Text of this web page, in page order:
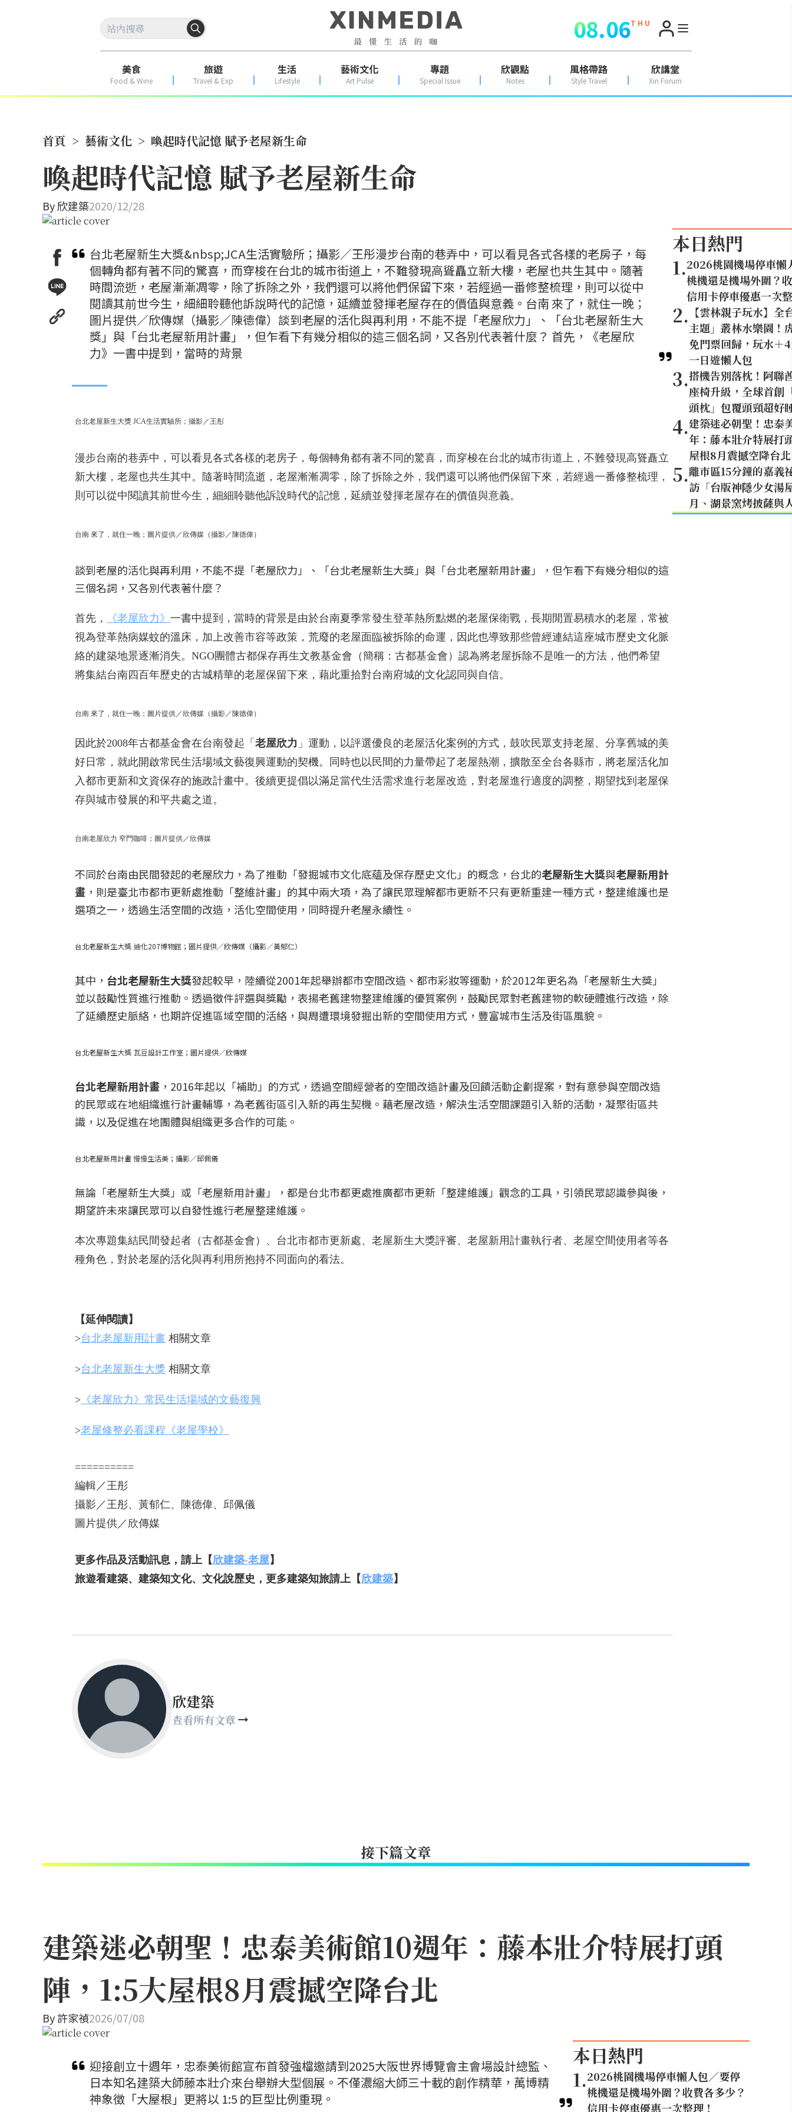
08.06T H U
美食
Food & Wine
旅遊
Travel & Exp
生活
Lifestyle
藝術文化
Art Pulse
專題
Special Issue
欣觀點
Notes
風格帶路
Style Travel
欣講堂
Xin Forum
首頁 > 藝術文化 > 喚起時代記憶 賦予老屋新生命
喚起時代記憶 賦予老屋新生命
By欣建築2020/12/28
台北老屋新生大獎&nbsp;JCA生活實驗所；攝影／王彤漫步台南的巷弄中，可以看見各式各樣的老房子，每
個轉角都有著不同的驚喜，而穿梭在台北的城市街道上，不難發現高聳矗立新大樓，老屋也共生其中。隨著
時間流逝，老屋漸漸凋零，除了拆除之外，我們還可以將他們保留下來，若經過一番修整梳理，則可以從中
閱讀其前世今生，細細聆聽他訴說時代的記憶，延續並發揮老屋存在的價值與意義。台南 來了，就住一晚；
圖片提供／欣傳媒（攝影／陳德偉）談到老屋的活化與再利用，不能不提「老屋欣力」、「台北老屋新生大
獎」與「台北老屋新用計畫」，但乍看下有幾分相似的這三個名詞，又各別代表著什麼？ 首先，《老屋欣
力》一書中提到，當時的背景
台北老屋新生大獎 JCA生活實驗所；攝影／王彤
漫步台南的巷弄中，可以看見各式各樣的老房子，每個轉角都有著不同的驚喜，而穿梭在台北的城市街道上，不難發現高聳矗立
新大樓，老屋也共生其中。隨著時間流逝，老屋漸漸凋零，除了拆除之外，我們還可以將他們保留下來，若經過一番修整梳理，
則可以從中閱讀其前世今生，細細聆聽他訴說時代的記憶，延續並發揮老屋存在的價值與意義。
台南 來了，就住一晚；圖片提供／欣傳媒（攝影／陳德偉）
談到老屋的活化與再利用，不能不提「老屋欣力」、「台北老屋新生大獎」與「台北老屋新用計畫」，但乍看下有幾分相似的這
三個名詞，又各別代表著什麼？
首先， 《老屋欣力》 一書中提到，當時的背景是由於台南夏季常發生登革熱所點燃的老屋保衛戰，長期閒置易積水的老屋，常被
視為登革熱病媒蚊的溫床，加上改善市容等政策，荒廢的老屋面臨被拆除的命運，因此也導致那些曾經連結這座城市歷史文化脈
絡的建築地景逐漸消失。NGO團體古都保存再生文教基金會（簡稱：古都基金會）認為將老屋拆除不是唯一的方法，他們希望
將集結台南四百年歷史的古城精華的老屋保留下來，藉此重拾對台南府城的文化認同與自信。
台南 來了，就住一晚；圖片提供／欣傳媒（攝影／陳德偉）
因此於2008年古都基金會在台南發起「 老屋欣力 」運動，以評選優良的老屋活化案例的方式，鼓吹民眾支持老屋、分享舊城的美
好日常，就此開啟常民生活場域文藝復興運動的契機。同時也以民間的力量帶起了老屋熱潮，擴散至全台各縣市，將老屋活化加
入都市更新和文資保存的施政計畫中。後續更提倡以滿足當代生活需求進行老屋改造，對老屋進行適度的調整，期望找到老屋保
存與城市發展的和平共處之道。
台南老屋欣力 窄門咖啡；圖片提供／欣傳媒
不同於台南由民間發起的老屋欣力，為了推動「發掘城市文化底蘊及保存歷史文化」的概念，台北的老屋新生大獎與老屋新用計
畫 ，則是臺北市都市更新處推動「整維計畫」的其中兩大項，為了讓民眾理解都市更新不只有更新重建一種方式，整建維護也是
選項之一，透過生活空間的改造，活化空間使用，同時提升老屋永續性。
台北老屋新生大獎 迪化207博物館；圖片提供／欣傳媒（攝影／黃郁仁）
其中， 台北老屋新生大獎發起較早，陸續從2001年起舉辦都市空間改造、都市彩妝等運動，於2012年更名為「老屋新生大獎」
並以鼓勵性質進行推動。透過徵件評選與獎勵，表揚老舊建物整建維護的優質案例，鼓勵民眾對老舊建物的軟硬體進行改造，除
了延續歷史脈絡，也期許促進區域空間的活絡，與周遭環境發掘出新的空間使用方式，豐富城市生活及街區風貌。
台北老屋新生大獎 瓦豆設計工作室；圖片提供／欣傳媒
台北老屋新用計畫 ，2016年起以「補助」的方式，透過空間經營者的空間改造計畫及回饋活動企劃提案，對有意參與空間改造
的民眾或在地組織進行計畫輔導，為老舊街區引入新的再生契機。藉老屋改造，解決生活空間課題引入新的活動，凝聚街區共
識，以及促進在地團體與組織更多合作的可能。
台北老屋新用計畫 慢慢生活美；攝影／邱佩儀
無論「老屋新生大獎」或「老屋新用計畫」，都是台北市都更處推廣都市更新「整建維護」觀念的工具，引領民眾認識參與後，
期望許未來讓民眾可以自發性進行老屋整建維護。
本次專題集結民間發起者（古都基金會）、台北市都市更新處、老屋新生大獎評審、老屋新用計畫執行者、老屋空間使用者等各
種角色，對於老屋的活化與再利用所抱持不同面向的看法。
【延伸閱讀】
>台北老屋新用計畫 相關文章
>台北老屋新生大獎 相關文章
> 《老屋欣力》常民生活場域的文藝復興
>老屋修整必看課程《老屋學校》
==========
編輯／王彤
攝影／王彤、黃郁仁、陳德偉、邱佩儀
圖片提供／欣傳媒
更多作品及活動訊息，請上【欣建築-老屋】
旅遊看建築、建築知文化、文化說歷史，更多建築知旅請上【欣建築】
欣建築
查看所有文章
本日熱門
1.2026桃園機場停車懶
桃機還是機場外圍？
信用卡停車優惠一次
2. 【雲林親子玩水】全
主題」叢林水樂園！
免門票回歸，玩水＋
一日遊懶人包
3.搭機告別落枕！阿聯
座椅升級，全球首
頭枕」包覆頭頸超好
4.建築迷必朝聖！忠泰
年：藤本壯介特展打
屋根8月震撼空降台北
5.離市區15分鐘的嘉義
訪「台版神隱少女湯
月、湖景窯烤披薩與
接下篇文章
建築迷必朝聖！忠泰美術館10週年：藤本壯介特展打頭
陣，1:5大屋根8月震撼空降台北
By許家禎2026/07/08
迎接創立十週年，忠泰美術館宣布首發強檔邀請到2025大阪世界博覽會主會場設計總監、
日本知名建築大師藤本壯介來台舉辦大型個展。不僅濃縮大師三十載的創作精華，萬博精
神象徵「大屋根」更將以 1:5 的巨型比例重現。
本日熱門
1.2026桃園機場停車懶人包／要停
桃機還是機場外圍？收費各多少？
信用卡停車優惠一次整理！